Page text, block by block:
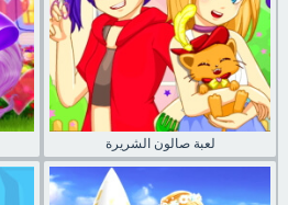
لعبة صالون الشريرة